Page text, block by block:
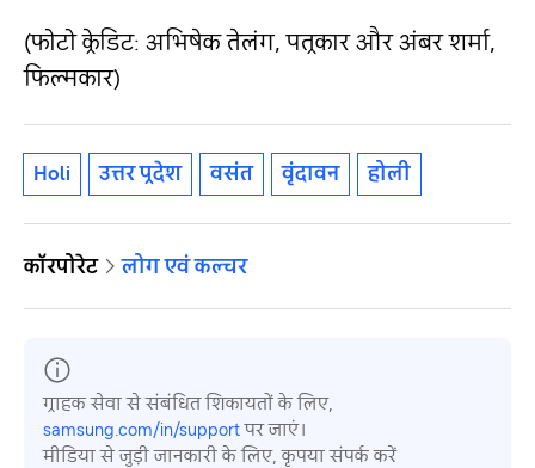
(फोटो क्रेडिट: अभिषेक तेलंग, पत्रकार और अंबर शर्मा,
फिल्मकार)
Holi उत्तर प्रदेश वसंत वृंदावन होली
कॉरपोरेट लोग एवं कल्चर
ग्राहक सेवा से संबंधित शिकायतों के लिए,
samsung.com/in/supportपर जाएं।
मीडिया से जुड़ी जानकारी के लिए, कृपया संपर्क करें